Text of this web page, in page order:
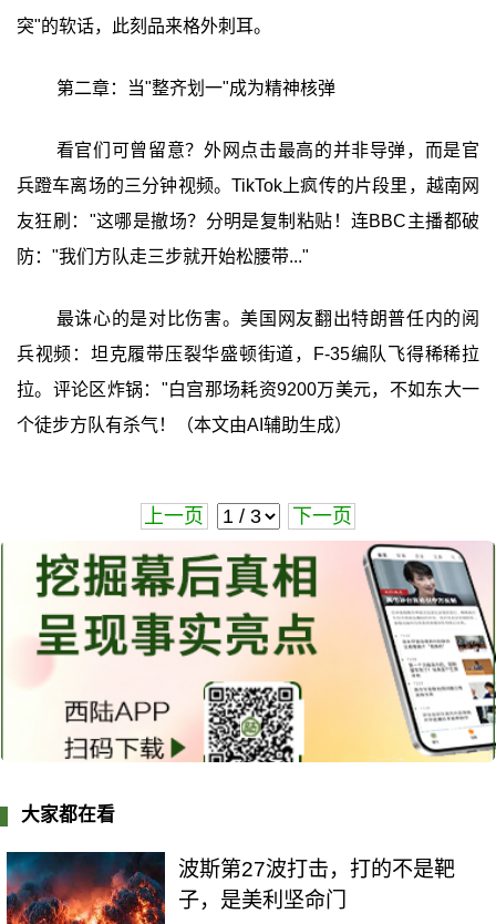
突"的软话，此刻品来格外刺耳。
第二章：当"整齐划一"成为精神核弹
看官们可曾留意？外网点击最高的并非导弹，而是官
兵蹬车离场的三分钟视频。TikTok上疯传的片段里，越南网
友狂刷："这哪是撤场？分明是复制粘贴！连BBC主播都破
防："我们方队走三步就开始松腰带..."
最诛心的是对比伤害。美国网友翻出特朗普任内的阅
兵视频：坦克履带压裂华盛顿街道，F-35编队飞得稀稀拉
拉。评论区炸锅："白宫那场耗资9200万美元，不如东大一
个徒步方队有杀气！（本文由AI辅助生成）
上一页 下一页
大家都在看
波斯第27波打击，打的不是靶
子，是美利坚命门